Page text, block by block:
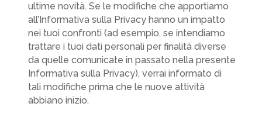
ultime novità. Se le modifiche che apportiamo
all’Informativa sulla Privacy hanno un impatto
nei tuoi confronti (ad esempio, se intendiamo
trattare i tuoi dati personali per finalità diverse
da quelle comunicate in passato nella presente
Informativa sulla Privacy), verrai informato di
tali modifiche prima che le nuove attività
abbiano inizio.